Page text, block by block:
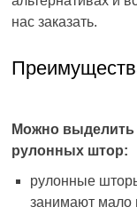
нас заказать.
Можно
рулонных штор:
рулонные
занимают мало